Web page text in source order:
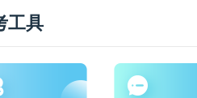
工具